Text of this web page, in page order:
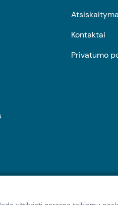
Kontaktai
Privatumo